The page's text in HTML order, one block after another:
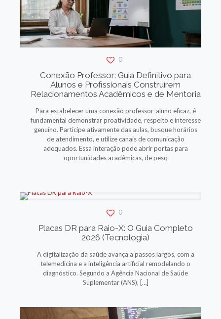
0
Conexão Professor: Guia Definitivo para
Alunos e Profissionais Construírem
Relacionamentos Acadêmicos e de Mentoria
Para estabelecer uma conexão professor-aluno eficaz, é
fundamental demonstrar proatividade, respeito e interesse
genuíno. Participe ativamente das aulas, busque horários
de atendimento, e utilize canais de comunicação
adequados. Essa interação pode abrir portas para
oportunidades acadêmicas, de pesq
0
Placas DR para Raio-X: O Guia Completo
2026 (Tecnologia)
A digitalização da saúde avança a passos largos, com a
telemedicina e a inteligência artificial remodelando o
diagnóstico. Segundo a Agência Nacional de Saúde
Suplementar (ANS), […]